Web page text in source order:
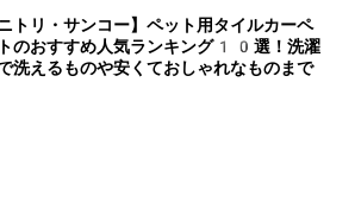
ニトリ・サンコー】ペット用タイルカーペ
のおすすめ人気ランキング10選！洗濯
洗えるものや安くておしゃれなものまで